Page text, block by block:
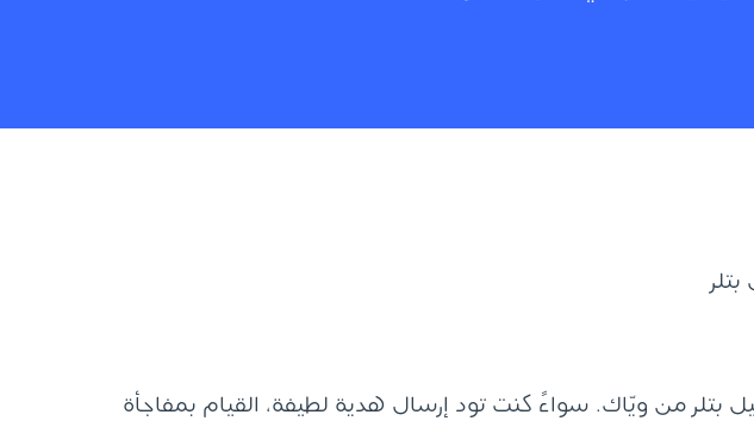
بتلر من ويّاك. سواءً كنت تود إرسال هدية لطيفة، القيام بمفاجأة